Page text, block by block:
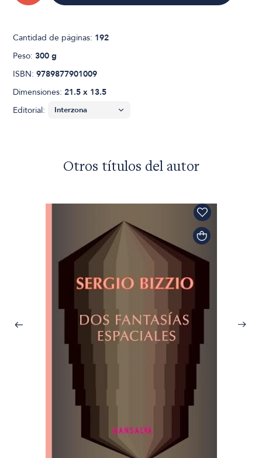
Cantidad de páginas: 192
Peso:300 g
ISBN:9789877901009
Dimensiones:21.5 x 13.5
Editorial:
Otros títulos del autor